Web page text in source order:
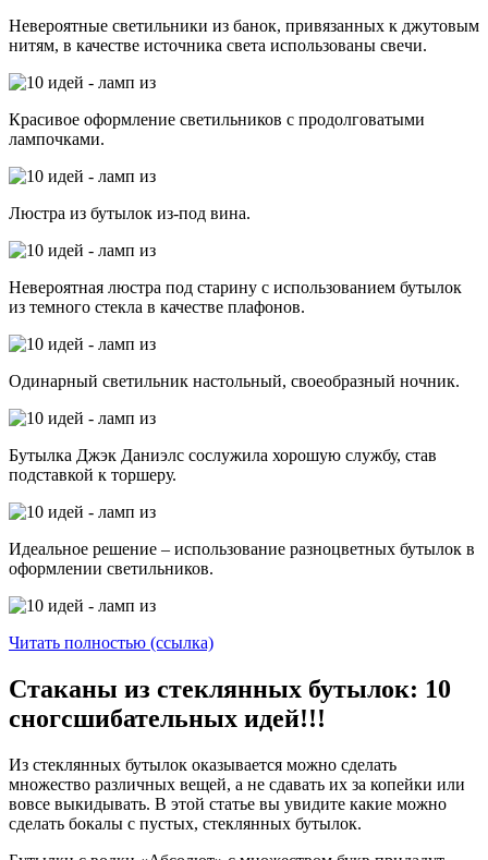
Невероятные светильники из банок, привязанных к джутовым
нитям, в качестве источника света использованы свечи.
Красивое оформление светильников с продолговатыми
лампочками.
Люстра из бутылок из-под вина.
Невероятная люстра под старину с использованием бутылок
из темного стекла в качестве плафонов.
Одинарный светильник настольный, своеобразный ночник.
Бутылка Джэк Даниэлс сослужила хорошую службу, став
подставкой к торшеру.
Идеальное решение – использование разноцветных бутылок в
оформлении светильников.
Читать полностью (ссылка)
Стаканы из стеклянных бутылок: 10
сногсшибательных идей!!!
Из стеклянных бутылок оказывается можно сделать
множество различных вещей, а не сдавать их за копейки или
вовсе выкидывать. В этой статье вы увидите какие можно
сделать бокалы с пустых, стеклянных бутылок.